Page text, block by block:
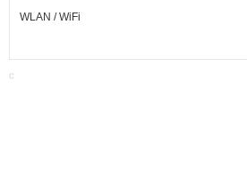
WLAN / WiFi
C